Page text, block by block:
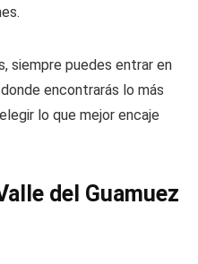
siempre puedes entrar en
donde encontrarás lo más
lo que mejor encaje
del Guamuez